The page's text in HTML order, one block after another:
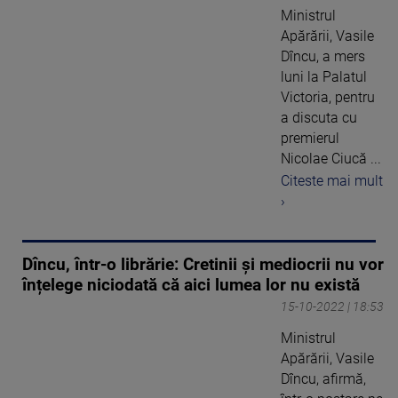
Ministrul
Apărării, Vasile
Dîncu, a mers
luni la Palatul
Victoria, pentru
a discuta cu
premierul
Nicolae Ciucă ...
Citeste mai mult
›
Dîncu, într-o librărie: Cretinii și mediocrii nu vor
înțelege niciodată că aici lumea lor nu există
15-10-2022 | 18:53
Ministrul
Apărării, Vasile
Dîncu, afirmă,